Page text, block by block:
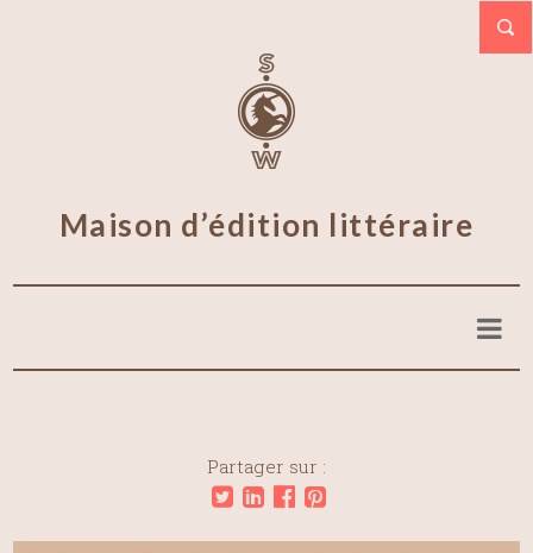
Maison d’édition littéraire
Partager sur :